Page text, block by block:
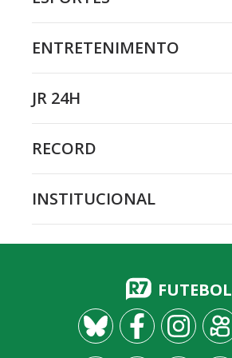
ENTRETENIMENTO
JR 24H
RECORD
INSTITUCIONAL
FUTEBOL